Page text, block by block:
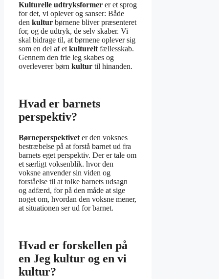
Kulturelle udtryksformer er et sprog
for det, vi oplever og sanser: Både
den kultur børnene bliver præsenteret
for, og de udtryk, de selv skaber. Vi
skal bidrage til, at børnene oplever sig
som en del af etkultureltfællesskab.
Gennem den frie leg skabes og
overleverer børn kultur til hinanden.
Hvad er barnets
perspektiv?
Børneperspektivet er den voksnes
bestræbelse på at forstå barnet ud fra
barnets eget perspektiv. Der er tale om
et særligt voksenblik. hvor den
voksne anvender sin viden og
forståelse til at tolke barnets udsagn
og adfærd, for på den måde at sige
noget om, hvordan den voksne mener,
at situationen ser ud for barnet.
Hvad er forskellen på
en Jeg kultur og en vi
kultur?